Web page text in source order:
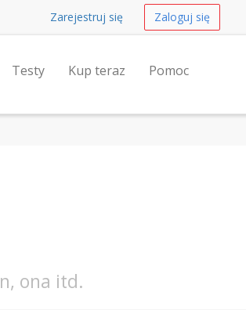
Zarejestruj się Zaloguj się
Testy Kup teraz Pomoc
ona itd.